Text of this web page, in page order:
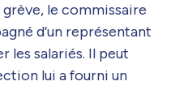
le commissaire
d’un représentant
les salariés. Il peut
lui a fourni un